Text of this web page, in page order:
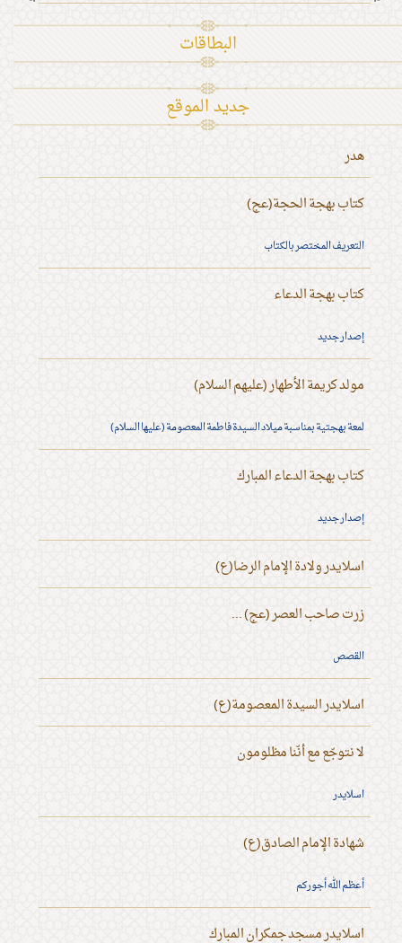
البطاقات
جديد الموقع
هدر
كتاب بهجة الحجة(عج)
التعريف المختصر بالكتاب
كتاب بهجة الدعاء
إصدار جديد
مولد كريمة الأطهار (عليهم السلام)
لمعة بهجتية بمناسبة ميلاد السيدة فاطمة المعصومة (عليها السلام)
كتاب بهجة الدعاء المبارك
إصدار جديد
اسلايدر ولادة الإمام الرضا(ع)
زرت صاحب العصر (عج) ...
القصص
اسلايدر السيدة المعصومة(ع)
لا نتوجّع مع أنّنا مظلومون
اسلايدر
شهادة الإمام الصادق(ع)
أعظم الله أجوركم
اسلايدر مسجد جمكران المبارك